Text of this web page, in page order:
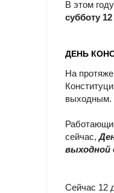
В этом
субботу
ДЕНЬ
На
выходным.
сейчас,
выходной
Сейчас 12